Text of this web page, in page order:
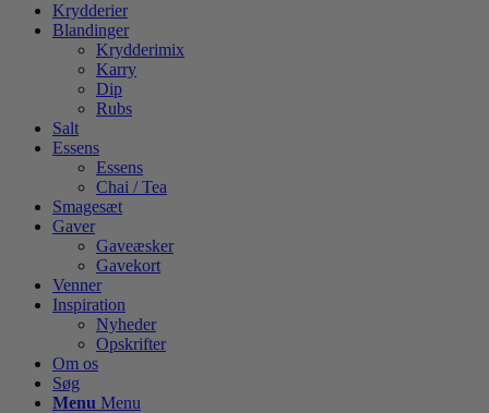
Krydderier
Blandinger
Krydderimix
Karry
Dip
Rubs
Salt
Essens
Essens
Chai / Tea
Smagesæt
Gaver
Gaveæsker
Gavekort
Venner
Inspiration
Nyheder
Opskrifter
Om os
Søg
Menu Menu